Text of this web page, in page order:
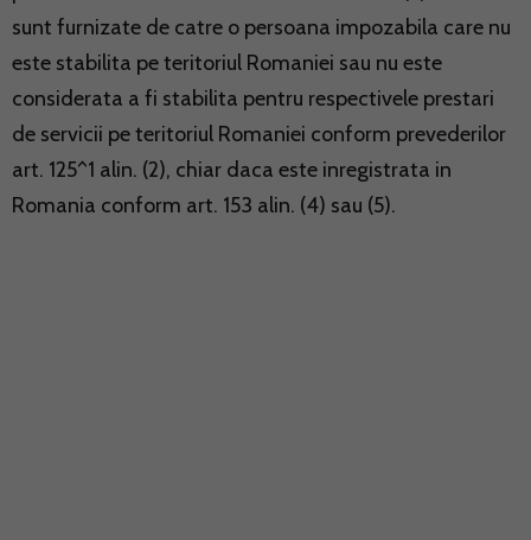
sunt furnizate de catre o persoana impozabila care nu
este stabilita pe teritoriul Romaniei sau nu este
considerata a fi stabilita pentru respectivele prestari
de servicii pe teritoriul Romaniei conform prevederilor
art. 125^1 alin. (2), chiar daca este inregistrata in
Romania conform art. 153 alin. (4) sau (5).